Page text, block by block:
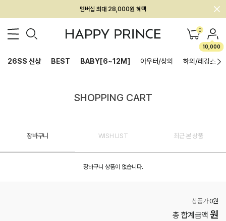
멤버십 최대 28,000원 혜택
0
10,000
26SS 신상 BEST BABY[6~12M] 아우터/상의 하의/레깅스
SHOPPING CART
장바구니 WISH LIST 최근 본 상품
장바구니 상품이 없습니다.
상품가0원
총 합계금액원